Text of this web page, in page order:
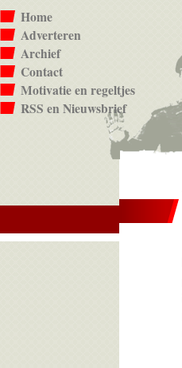
Home
Adverteren
Archief
Contact
Motivatie en regeltjes
RSS en Nieuwsbrief